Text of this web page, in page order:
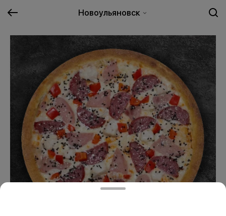
Новоульяновск